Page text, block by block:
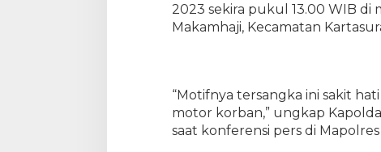
r
k
a
p
2023 sekira pukul 13.00 WIB di
Makamhaji, Kecamatan
“Motifnya tersangka ini sakit
motor korban,” ungkap
saat konferensi pers di